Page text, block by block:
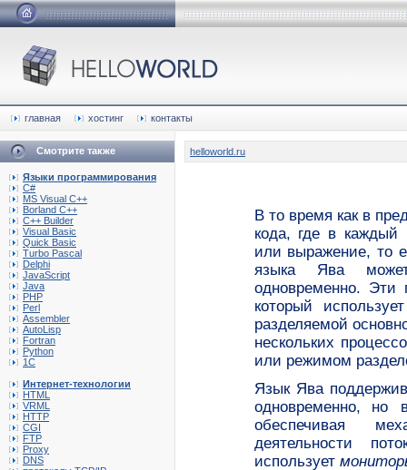
главная хостинг контакты
Смотрите также
Языки программирования
C#
MS Visual C++
Borland C++
C++ Builder
Visual Basic
Quick Basic
Turbo Pascal
Delphi
JavaScript
Java
PHP
Perl
Assembler
AutoLisp
Fortran
Python
1C
Интернет-технологии
HTML
VRML
HTTP
CGI
FTP
Proxy
DNS
helloworld.ru
В то время как в
кода, где в каждый
или выражение, то
языка Ява может
одновременно. Эти
который
разделяемой
нескольких
или режимом
Язык Ява
одновременно,
но
обеспечивая
деятельности
использует